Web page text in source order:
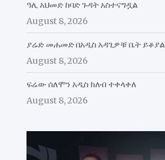
ዓሊ አህመድ ከባድ ጉዳት አስተናግዷል
August 8, 2026
ያሬድ መሐመድ በአዲስ አዳጊዎቹ ቤት ይቆያል
August 8, 2026
ፍሬው ሰለሞን አዲስ ክለብ ተቀላቀለ
August 8, 2026